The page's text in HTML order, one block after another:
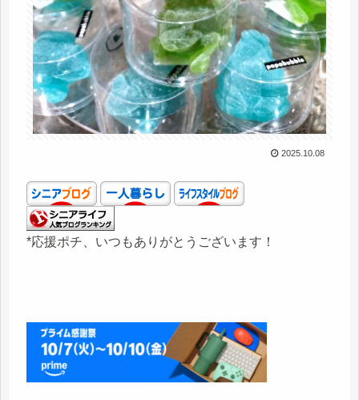
2025.10.08
*応援ポチ、いつもありがとうございます！